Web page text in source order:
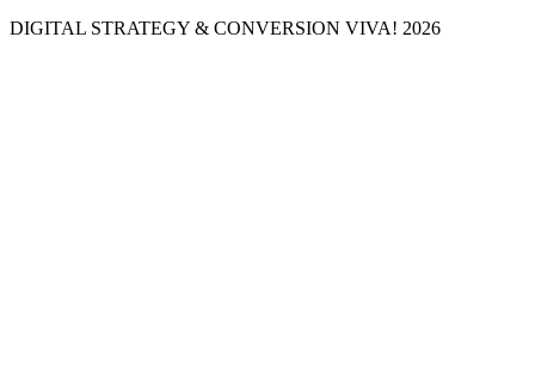
DIGITAL STRATEGY & CONVERSION VIVA! 2026